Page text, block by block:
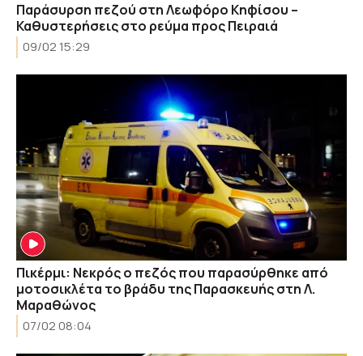
Παράσυρση πεζού στη Λεωφόρο Κηφίσου –
Καθυστερήσεις στο ρεύμα προς Πειραιά
09/02 15:29
Πικέρμι: Νεκρός ο πεζός που παρασύρθηκε από
μοτοσικλέτα το βράδυ της Παρασκευής στη Λ.
Μαραθώνος
07/02 08:04